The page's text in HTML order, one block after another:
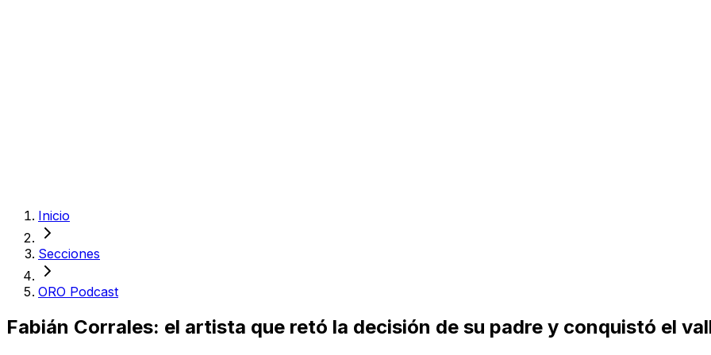
Inicio
Secciones
ORO Podcast
Fabián Corrales: el artista que retó la decisión de su padre y conquistó el